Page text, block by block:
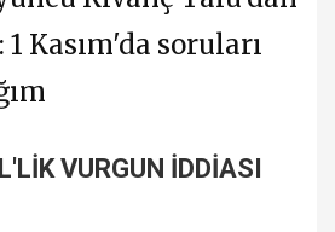
VURGUN İDDİASI